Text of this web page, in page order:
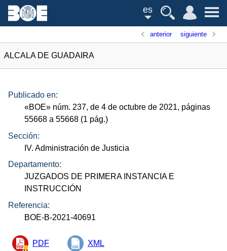
es
anterior siguiente
ALCALA DE GUADAIRA
Publicado en:
«BOE» núm. 237, de 4 de octubre de 2021, páginas
55668 a 55668 (1 pág.)
Sección:
IV. Administración de Justicia
Departamento:
JUZGADOS DE PRIMERA INSTANCIA E
INSTRUCCIÓN
Referencia:
BOE-B-2021-40691
PDF XML